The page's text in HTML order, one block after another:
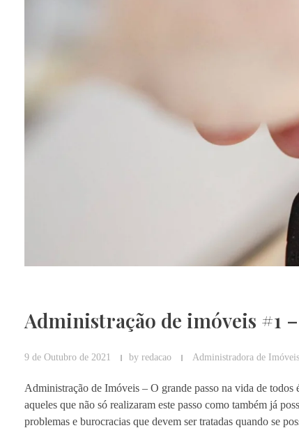
Administração de imóveis #1
9 de Outubro de 2021 by redacao Administradora de Imóveis
Administração de Imóveis – O grande passo na vida de
aqueles que não só realizaram este passo como também já
problemas e burocracias que devem ser tratadas quando se